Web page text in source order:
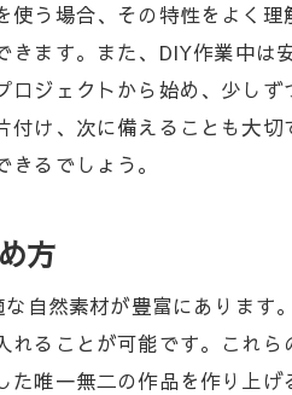
取り入れたエコDIY
すためのDIYインスピレーシ
ェクトで持続可能な未来を目
ーを取り入れたDIYプロジェ
境保護活動への参加
エコDIYの工夫
支えるDIY教育の推進
した循環型経済の実現
う場合、その特性をよく
ます。また、DIY作業中は
ジェクトから始め、少し
け、次に備えることも大
るでしょう。
方
自然素材が豊富にあります
ることが可能です。これ
唯一無二の作品を作り上